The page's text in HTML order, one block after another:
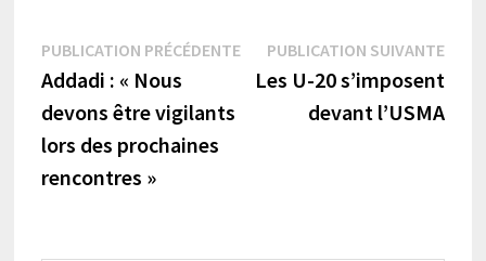
Navigation
de
l’article
PUBLICATION PRÉCÉDENTEPublication
précédente :
Addadi : « Nous
devons être vigilants
lors des prochaines
rencontres »
PUBLICATION SUIVANTE
Les U-20 s’imposent
devant l’USMA